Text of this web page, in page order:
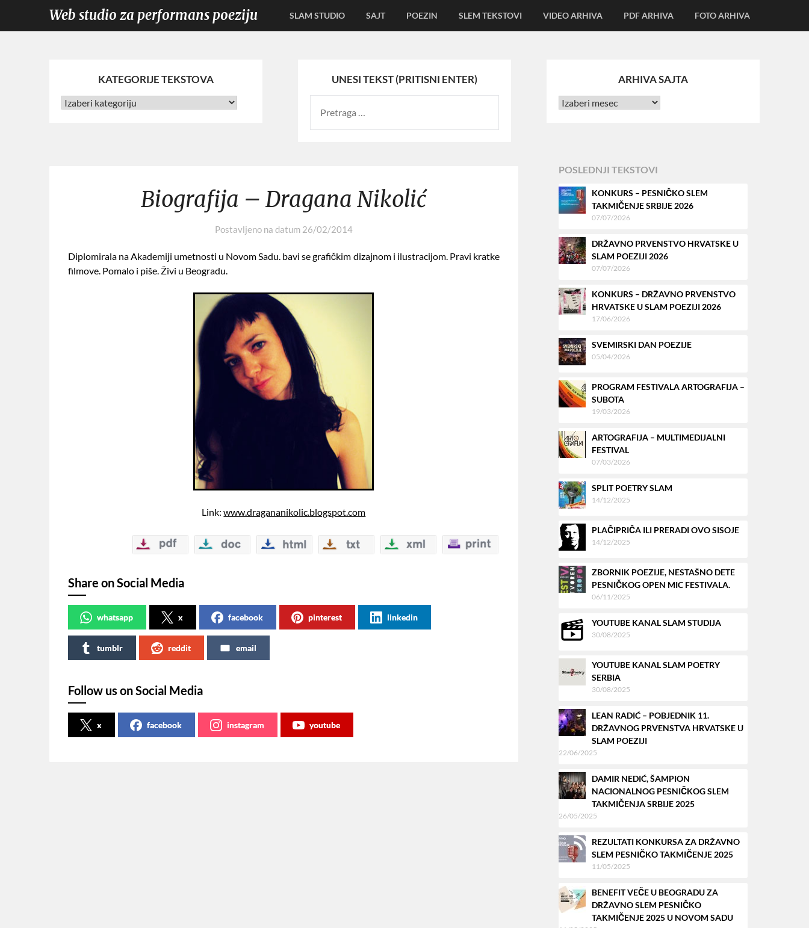
Web studio za performans poeziju SLAM STUDIO SAJT POEZIN SLEM TEKSTOVI VIDEO ARHIVA PDF ARHIVA FOTO ARHIVA
KATEGORIJE TEKSTOVA UNESI TEKST (PRITISNI ENTER) ARHIVA SAJTA
Biografija – Dragana Nikolić
Postavljeno na datum 26/02/2014
Diplomirala na Akademiji umetnosti u Novom Sadu. bavi se grafičkim dizajnom i ilustracijom. Pravi kratke
filmove. Pomalo i piše. Živi u Beogradu.
Link:www.dragananikolic.blogspot.com
Share on Social Media
whatsapp x facebook pinterest linkedin
tumblr reddit email
Follow us on Social Media
x facebook instagram youtube
POSLEDNJI TEKSTOVI
KONKURS – PESNIČKO SLEM
TAKMIČENJE SRBIJE 2026
07/07/2026
DRŽAVNO PRVENSTVO HRVATSKE U
SLAM POEZIJI 2026
07/07/2026
KONKURS – DRŽAVNO PRVENSTVO
HRVATSKE U SLAM POEZIJI 2026
17/06/2026
SVEMIRSKI DAN POEZIJE
05/04/2026
PROGRAM FESTIVALA ARTOGRAFIJA –
SUBOTA
19/03/2026
ARTOGRAFIJA – MULTIMEDIJALNI
FESTIVAL
07/03/2026
SPLIT POETRY SLAM
14/12/2025
PLAČIPRIČA ILI PRERADI OVO SISOJE
14/12/2025
ZBORNIK POEZIJE, NESTAŠNO DETE
PESNIČKOG OPEN MIC FESTIVALA.
06/11/2025
YOUTUBE KANAL SLAM STUDIJA
30/08/2025
YOUTUBE KANAL SLAM POETRY
SERBIA
30/08/2025
LEAN RADIĆ – POBJEDNIK 11.
DRŽAVNOG PRVENSTVA HRVATSKE U
SLAM POEZIJI
22/06/2025
DAMIR NEDIĆ, ŠAMPION
NACIONALNOG PESNIČKOG SLEM
TAKMIČENJA SRBIJE 2025
26/05/2025
REZULTATI KONKURSA ZA DRŽAVNO
SLEM PESNIČKO TAKMIČENJE 2025
11/05/2025
BENEFIT VEČE U BEOGRADU ZA
DRŽAVNO SLEM PESNIČKO
TAKMIČENJE 2025 U NOVOM SADU